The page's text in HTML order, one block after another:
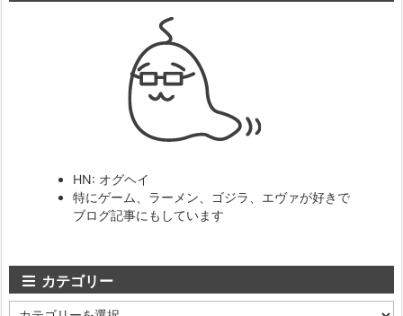
HN: オグヘイ
特にゲーム、ラーメン、ゴジラ、エヴァが好きで
ブログ記事にもしています
カテゴリー